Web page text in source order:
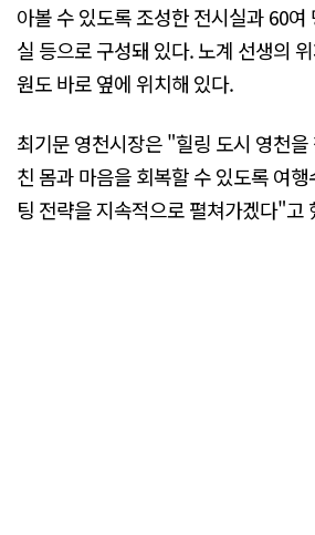
아볼 수 있도록 조성한 전시실과 60
실 등으로 구성돼 있다. 노계 선생의
원도 바로 옆에 위치해 있다.
최기문 영천시장은 "힐링 도시 영천
친 몸과 마음을 회복할 수 있도록 여
팅 전략을 지속적으로 펼쳐가겠다"고